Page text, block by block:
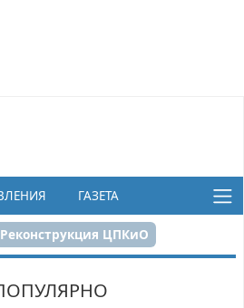
ГАЗЕТА
Реконструкция ЦПКиО